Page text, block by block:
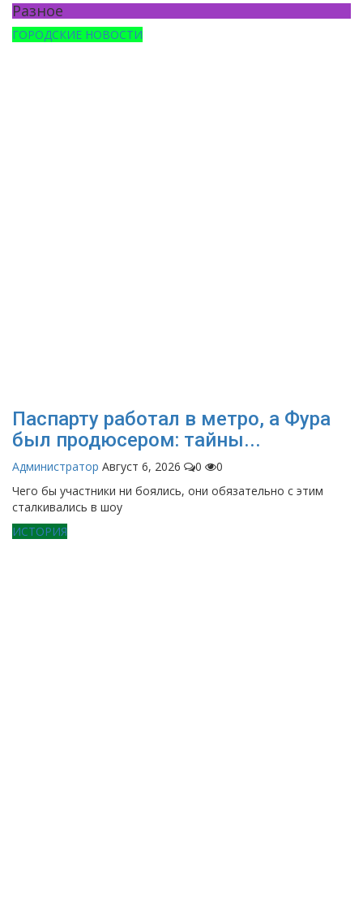
Разное
ГОРОДСКИЕ НОВОСТИ
Паспарту работал в метро, а Фура
был продюсером: тайны...
Администратор Август 6, 2026 0
0
Чего бы участники ни боялись, они обязательно с этим
сталкивались в шоу
ИСТОРИЯ